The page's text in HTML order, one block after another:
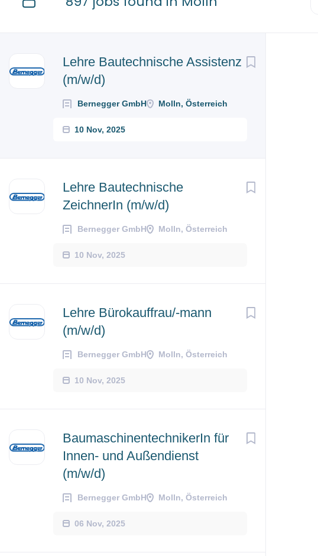
Lehre Bautechnische Assistenz
(m/w/d)
Bernegger GmbH Molln, Österreich
10 Nov, 2025
Lehre Bautechnische
ZeichnerIn (m/w/d)
Bernegger GmbH Molln, Österreich
10 Nov, 2025
Lehre Bürokauffrau/-mann
(m/w/d)
Bernegger GmbH Molln, Österreich
10 Nov, 2025
BaumaschinentechnikerIn für
Innen- und Außendienst
(m/w/d)
Bernegger GmbH Molln, Österreich
06 Nov, 2025